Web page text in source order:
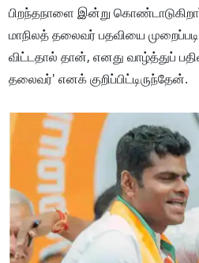
பிறந்தநாளை இன்று
மாநிலத் தலைவர் பதவியை
விட்டதால் தான், எனது வாழ்த்துப்
தலைவர்' எனக் குறிப்பிட்டிருந்தேன்.